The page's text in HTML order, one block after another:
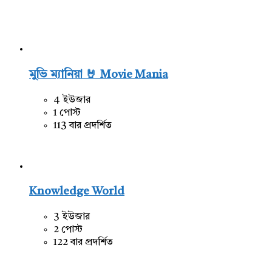
মুভি ম্যানিয়া 🤘 Movie Mania
4 ইউজার
1 পোস্ট
113 বার প্রদর্শিত
Knowledge World
3 ইউজার
2 পোস্ট
122 বার প্রদর্শিত